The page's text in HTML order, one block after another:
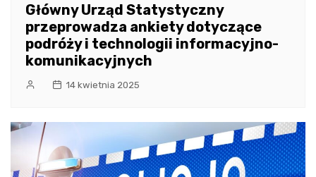
Główny Urząd Statystyczny
przeprowadza ankiety dotyczące
podróży i technologii informacyjno-
komunikacyjnych
14 kwietnia 2025